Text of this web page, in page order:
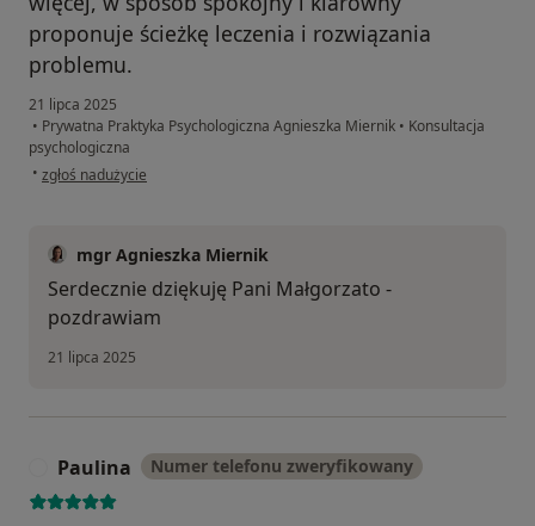
proponuje ścieżkę leczenia i rozwiązania
problemu.
21 lipca 2025
• Prywatna Praktyka Psychologiczna Agnieszka Miernik • Konsultacja
psychologiczna
• w opinii użytkownika Małgorzata
zgłoś nadużycie
mgr Agnieszka Miernik
Serdecznie dziękuję Pani Małgorzato -
pozdrawiam
21 lipca 2025
Paulina Numer telefonu zweryfikowany